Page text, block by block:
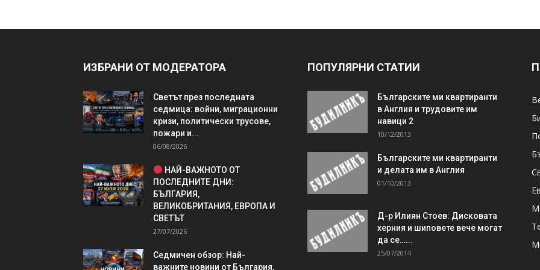
ИЗБРАНИ ОТ МОДЕРАТОРА
Светът през последната
седмица: войни, миграционни
кризи, политически трусове,
пожари и...
06/08/2026
НАЙ-ВАЖНОТО ОТ
ПОСЛЕДНИТЕ ДНИ:
БЪЛГАРИЯ,
ВЕЛИКОБРИТАНИЯ, ЕВРОПА И
СВЕТЪТ
27/07/2026
Седмичен обзор: Най-
важните новини от България,
ПОПУЛЯРНИ СТАТИИ
Българските ми квартиранти
в Англия и трудовите им
навици 2
10/12/2013
Българските ми квартиранти
и делата им в Англия
01/10/2013
Д-р Илиян Стоев: Дисковата
херния и шиповете вече могат
да се…...
25/07/2014